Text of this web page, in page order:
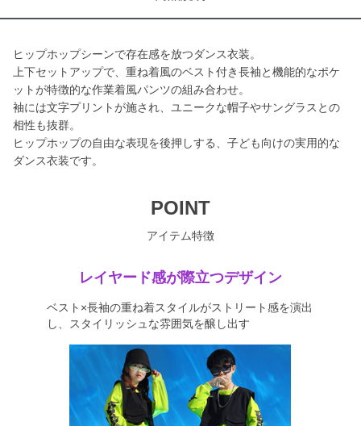
ヒップホップシーンで存在感を放つダンス衣装。
上下セットアップで、重ね着風のベスト付き長袖と機能的なポケ
ットが特徴的な作業着風パンツの組み合わせ。
袖には文字プリントが施され、ユニークな帽子やサングラスとの
相性も抜群。
ヒップホップの自由な表現を後押しする、子ども向けの実用的な
ダンス衣装です。
POINT
アイテム特徴
レイヤード感が際立つデザイン
ベスト×長袖の重ね着スタイルがストリート感を演出
し、スタイリッシュな雰囲気を醸し出す